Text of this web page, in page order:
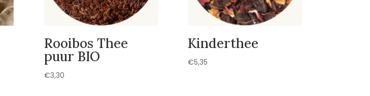
Rooibos Thee
puur BIO
€3,30
Kinderthee
€5,35